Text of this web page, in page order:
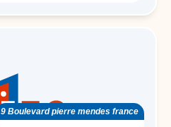
9 Boulevard pierre mendes france